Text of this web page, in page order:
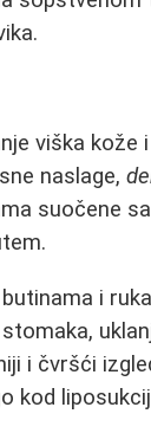
viška kože
naslage,
suočene
i
i čvršći
kod